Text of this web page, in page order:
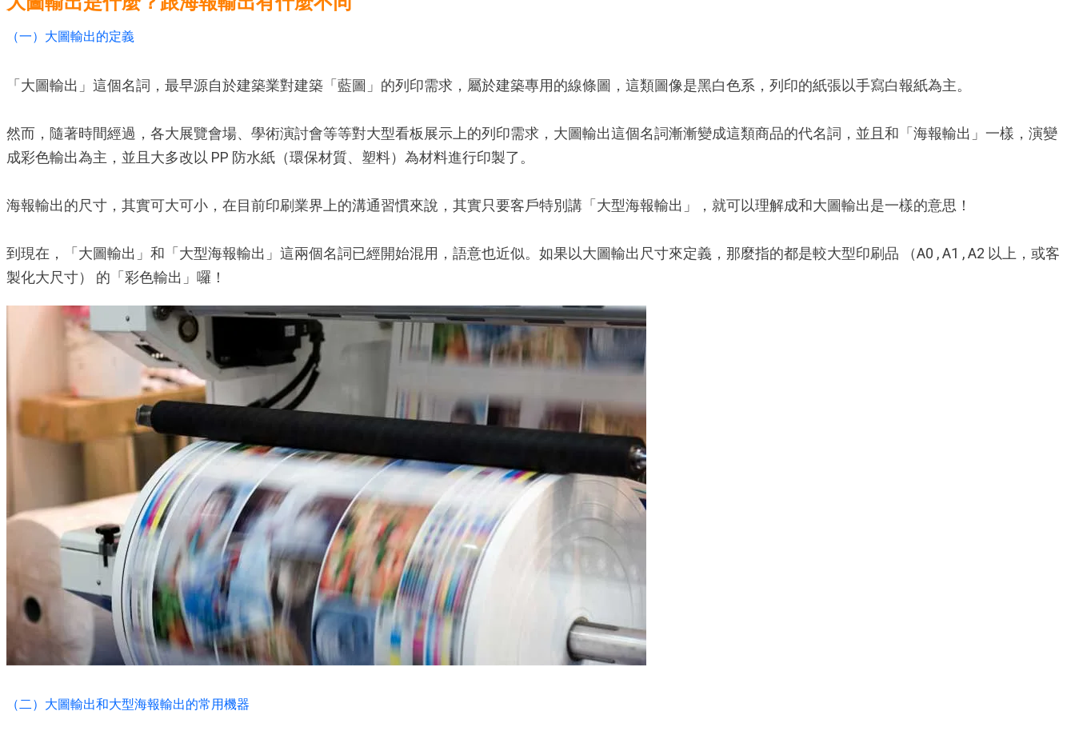
（一）大圖輸出的定義
「大圖輸出」這個名詞，最早源自於建築業對建築「藍圖」的列印需求，屬於建築專用的線條圖，這類圖像是黑白色系，列印的紙張以手寫白報紙為主。
然而，隨著時間經過，各大展覽會場、學術演討會等等對大型看板展示上的列印需求，大圖輸出這個名詞漸漸變成這類商品的代名詞，並且和「海報輸出」一樣，演變
成彩色輸出為主，並且大多改以 PP 防水紙（環保材質、塑料）為材料進行印製了。
海報輸出的尺寸，其實可大可小，在目前印刷業界上的溝通習慣來說，其實只要客戶特別講「大型海報輸出」，就可以理解成和大圖輸出是一樣的意思！
到現在，「大圖輸出」和「大型海報輸出」這兩個名詞已經開始混用，語意也近似。如果以大圖輸出尺寸來定義，那麼指的都是較大型印刷品 （A0 , A1 , A2 以上，或客
製化大尺寸） 的「彩色輸出」囉！
（二）大圖輸出和大型海報輸出的常用機器